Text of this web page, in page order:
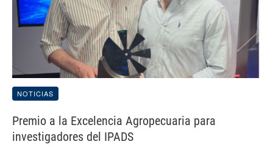
NOTICIAS
Premio a la Excelencia Agropecuaria para
investigadores del IPADS